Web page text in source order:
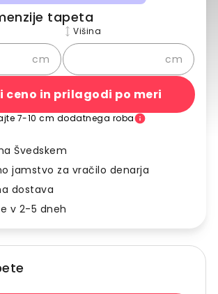
tapeta
cm
Višina
cm
ceno in prilagodi po meri
7-10 cm dodatnega roba
Švedskem
jamstvo za vračilo denarja
dostava
v 2-5 dneh